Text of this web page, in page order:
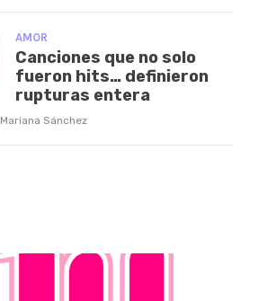
AMOR
Canciones que no solo
fueron hits… definieron
rupturas entera
Mariana Sánchez